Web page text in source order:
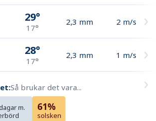
29°
17°
2,3 mm 2 m/s
28°
17°
2,3 mm 1 m/s
Så brukar det vara...
m.
61%
solsken